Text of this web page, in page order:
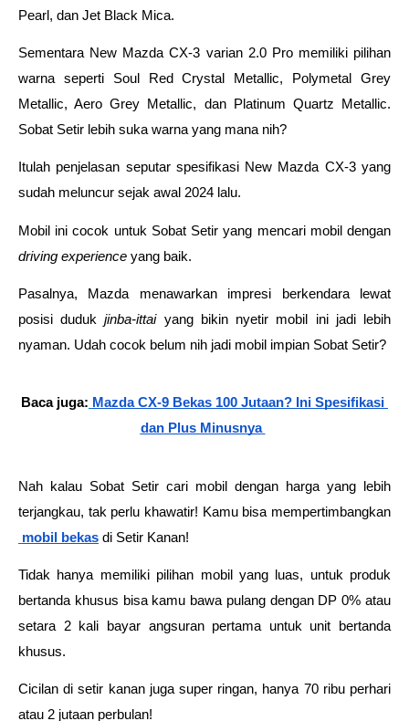
Pearl, dan Jet Black Mica.
Sementara New Mazda CX-3 varian 2.0 Pro memiliki pilihan
warna seperti Soul Red Crystal Metallic, Polymetal Grey
Metallic, Aero Grey Metallic, dan Platinum Quartz Metallic.
Sobat Setir lebih suka warna yang mana nih?
Itulah penjelasan seputar spesifikasi New Mazda CX-3 yang
sudah meluncur sejak awal 2024 lalu.
driving experience yang baik.
Pasalnya, Mazda menawarkan impresi berkendara lewat
posisi duduk jinba-ittai yang bikin nyetir mobil ini jadi lebih
nyaman. Udah cocok belum nih jadi mobil impian Sobat Setir?
Baca juga: Mazda CX-9 Bekas 100 Jutaan? Ini Spesifikasi
dan Plus Minusnya
Nah kalau Sobat Setir cari mobil dengan harga yang lebih
terjangkau, tak perlu khawatir! Kamu bisa mempertimbangkan
mobil bekas di Setir Kanan!
Tidak hanya memiliki pilihan mobil yang luas, untuk produk
bertanda khusus bisa kamu bawa pulang dengan DP 0% atau
setara 2 kali bayar angsuran pertama untuk unit bertanda
khusus.
Cicilan di setir kanan juga super ringan, hanya 70 ribu perhari
atau 2 jutaan perbulan!